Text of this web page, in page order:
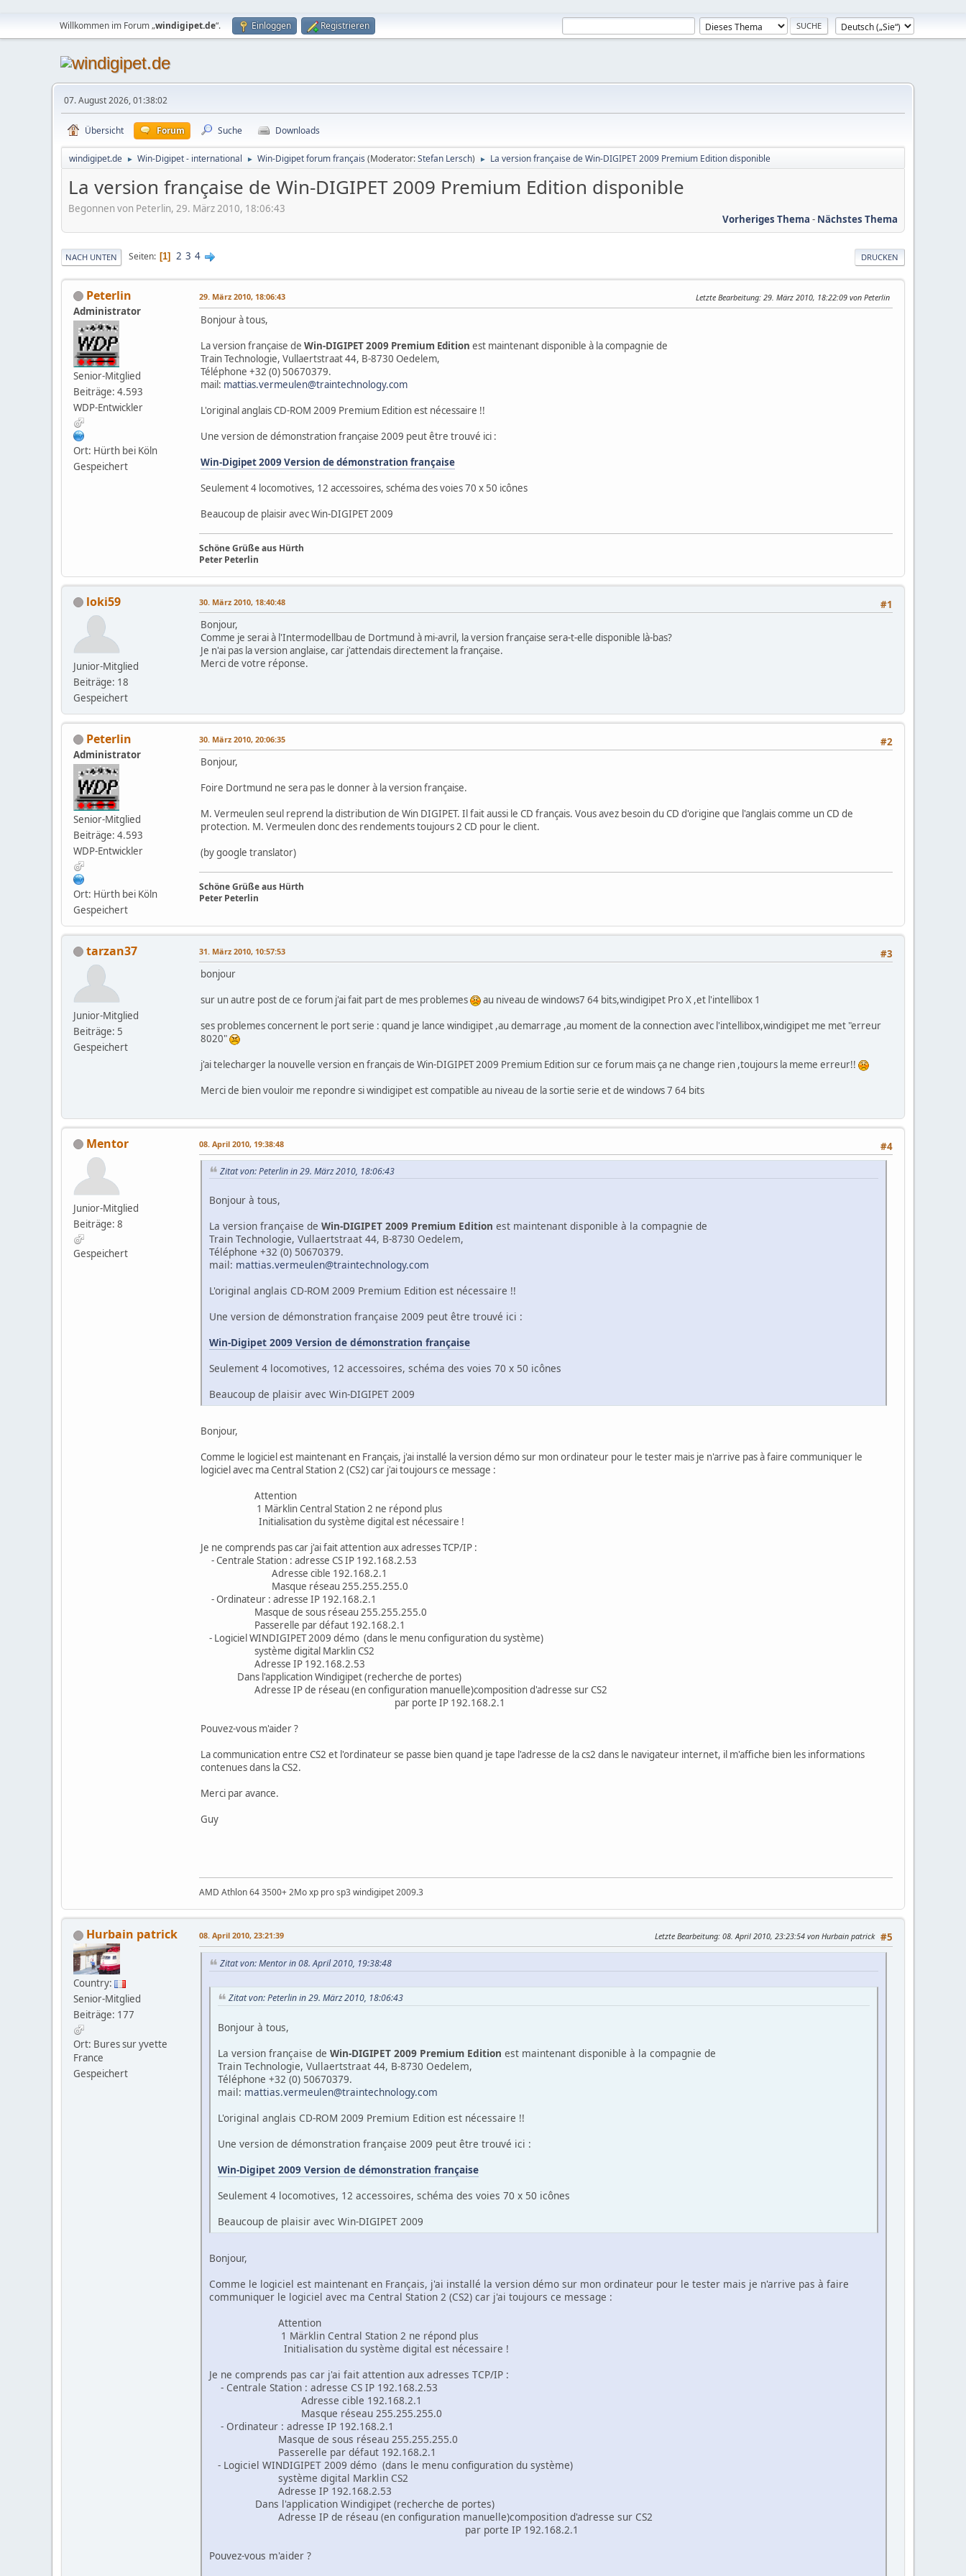
Willkommen im Forum „windigipet.de“. Einloggen Registrieren
07. August 2026, 01:38:02
Übersicht Forum Suche Downloads
windigipet.de ► Win-Digipet - international ► Win-Digipet forum français (Moderator:Stefan Lersch) ► La version française de Win-DIGIPET 2009 Premium Edition disponible
La version française de Win-DIGIPET 2009 Premium Edition disponible
Begonnen von Peterlin, 29. März 2010, 18:06:43
Vorheriges Thema - Nächstes Thema
DRUCKEN
NACH UNTEN Seiten 1 2 3 4
Peterlin
Administrator
Senior-Mitglied
Beiträge: 4.593
WDP-Entwickler
Ort: Hürth bei Köln
Gespeichert
29. März 2010, 18:06:43 Letzte Bearbeitung: 29. März 2010, 18:22:09 von Peterlin
Bonjour à tous,
La version française de Win-DIGIPET 2009 Premium Edition est maintenant disponible à la compagnie de
Train Technologie, Vullaertstraat 44, B-8730 Oedelem,
Téléphone +32 (0) 50670379.
mail: mattias.vermeulen@traintechnology.com
L'original anglais CD-ROM 2009 Premium Edition est nécessaire !!
Une version de démonstration française 2009 peut être trouvé ici :
Win-Digipet 2009 Version de démonstration française
Seulement 4 locomotives, 12 accessoires, schéma des voies 70 x 50 icônes
Beaucoup de plaisir avec Win-DIGIPET 2009
Schöne Grüße aus Hürth
Peter Peterlin
loki59
Junior-Mitglied
Beiträge: 18
Gespeichert
#1
30. März 2010, 18:40:48
Bonjour,
Comme je serai à l'Intermodellbau de Dortmund à mi-avril, la version française sera-t-elle disponible là-bas?
Je n'ai pas la version anglaise, car j'attendais directement la française.
Merci de votre réponse.
Peterlin
Administrator
Senior-Mitglied
Beiträge: 4.593
WDP-Entwickler
Ort: Hürth bei Köln
Gespeichert
#2
30. März 2010, 20:06:35
Bonjour,
Foire Dortmund ne sera pas le donner à la version française.
M. Vermeulen seul reprend la distribution de Win DIGIPET. Il fait aussi le CD français. Vous avez besoin du CD d'origine que l'anglais comme un CD de
protection. M. Vermeulen donc des rendements toujours 2 CD pour le client.
(by google translator)
Schöne Grüße aus Hürth
Peter Peterlin
tarzan37
Junior-Mitglied
Beiträge: 5
Gespeichert
#3
31. März 2010, 10:57:53
bonjour
sur un autre post de ce forum j'ai fait part de mes problemes
au niveau de windows7 64 bits,windigipet Pro X ,et l'intellibox 1
ses problemes concernent le port serie : quand je lance windigipet ,au demarrage ,au moment de la connection avec l'intellibox,windigipet me met "erreur
8020"
j'ai telecharger la nouvelle version en français de Win-DIGIPET 2009 Premium Edition sur ce forum mais ça ne change rien ,toujours la meme erreur!!
Merci de bien vouloir me repondre si windigipet est compatible au niveau de la sortie serie et de windows 7 64 bits
Mentor
Junior-Mitglied
Beiträge: 8
Gespeichert
#4
08. April 2010, 19:38:48
Zitat von: Peterlin in 29. März 2010, 18:06:43
Bonjour à tous,
La version française de Win-DIGIPET 2009 Premium Edition est maintenant disponible à la compagnie de
Train Technologie, Vullaertstraat 44, B-8730 Oedelem,
Téléphone +32 (0) 50670379.
mail: mattias.vermeulen@traintechnology.com
L'original anglais CD-ROM 2009 Premium Edition est nécessaire !!
Une version de démonstration française 2009 peut être trouvé ici :
Win-Digipet 2009 Version de démonstration française
Seulement 4 locomotives, 12 accessoires, schéma des voies 70 x 50 icônes
Beaucoup de plaisir avec Win-DIGIPET 2009
Bonjour,
Comme le logiciel est maintenant en Français, j'ai installé la version démo sur mon ordinateur pour le tester mais je n'arrive pas à faire communiquer le
logiciel avec ma Central Station 2 (CS2) car j'ai toujours ce message :
Attention
1 Märklin Central Station 2 ne répond plus
Initialisation du système digital est nécessaire !
Je ne comprends pas car j'ai fait attention aux adresses TCP/IP :
- Centrale Station : adresse CS IP 192.168.2.53
Adresse cible 192.168.2.1
Masque réseau 255.255.255.0
- Ordinateur : adresse IP 192.168.2.1
Masque de sous réseau 255.255.255.0
Passerelle par défaut 192.168.2.1
- Logiciel WINDIGIPET 2009 démo (dans le menu configuration du système)
système digital Marklin CS2
Adresse IP 192.168.2.53
Dans l'application Windigipet (recherche de portes)
Adresse IP de réseau (en configuration manuelle)composition d'adresse sur CS2
par porte IP 192.168.2.1
Pouvez-vous m'aider ?
La communication entre CS2 et l'ordinateur se passe bien quand je tape l'adresse de la cs2 dans le navigateur internet, il m'affiche bien les informations
contenues dans la CS2.
Merci par avance.
Guy
AMD Athlon 64 3500+ 2Mo xp pro sp3 windigipet 2009.3
Hurbain patrick
Country:
Senior-Mitglied
Beiträge: 177
Ort: Bures sur yvette
France
Gespeichert
#5
08. April 2010, 23:21:39 Letzte Bearbeitung: 08. April 2010, 23:23:54 von Hurbain patrick
Zitat von: Mentor in 08. April 2010, 19:38:48
Zitat von: Peterlin in 29. März 2010, 18:06:43
Bonjour à tous,
La version française de Win-DIGIPET 2009 Premium Edition est maintenant disponible à la compagnie de
Train Technologie, Vullaertstraat 44, B-8730 Oedelem,
Téléphone +32 (0) 50670379.
mail: mattias.vermeulen@traintechnology.com
L'original anglais CD-ROM 2009 Premium Edition est nécessaire !!
Une version de démonstration française 2009 peut être trouvé ici :
Win-Digipet 2009 Version de démonstration française
Seulement 4 locomotives, 12 accessoires, schéma des voies 70 x 50 icônes
Beaucoup de plaisir avec Win-DIGIPET 2009
Bonjour,
Comme le logiciel est maintenant en Français, j'ai installé la version démo sur mon ordinateur pour le tester mais je n'arrive pas à faire
communiquer le logiciel avec ma Central Station 2 (CS2) car j'ai toujours ce message :
Attention
1 Märklin Central Station 2 ne répond plus
Initialisation du système digital est nécessaire !
Je ne comprends pas car j'ai fait attention aux adresses TCP/IP :
- Centrale Station : adresse CS IP 192.168.2.53
Adresse cible 192.168.2.1
Masque réseau 255.255.255.0
- Ordinateur : adresse IP 192.168.2.1
Masque de sous réseau 255.255.255.0
Passerelle par défaut 192.168.2.1
- Logiciel WINDIGIPET 2009 démo (dans le menu configuration du système)
système digital Marklin CS2
Adresse IP 192.168.2.53
Dans l'application Windigipet (recherche de portes)
Adresse IP de réseau (en configuration manuelle)composition d'adresse sur CS2
par porte IP 192.168.2.1
Pouvez-vous m'aider ?